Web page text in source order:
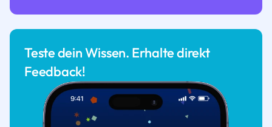
Teste dein Wissen. Erhalte direkt
Feedback!